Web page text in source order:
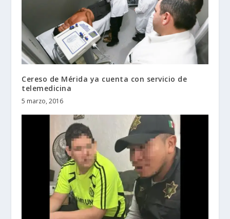
Cereso de Mérida ya cuenta con servicio de
telemedicina
5 marzo, 2016